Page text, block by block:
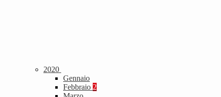
2020
Gennaio
Febbraio 2